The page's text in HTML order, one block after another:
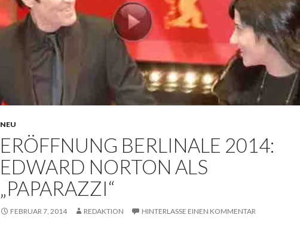
NEU
ERÖFFNUNG BERLINALE 2014:
EDWARD NORTON ALS
„PAPARAZZI“
FEBRUAR 7, 2014 REDAKTION HINTERLASSE EINEN KOMMENTAR